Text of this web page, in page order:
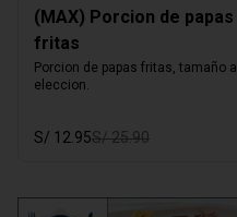
(MAX) Porcion de papas
fritas
Porcion de papas fritas, tamaño a
eleccion.
S/ 12.95S/ 25.90